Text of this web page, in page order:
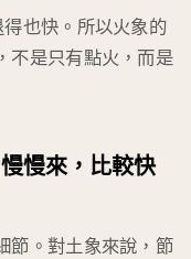
也快。所以火象的
不是只有點火，而是
慢來，比較快
節。對土象來說，節